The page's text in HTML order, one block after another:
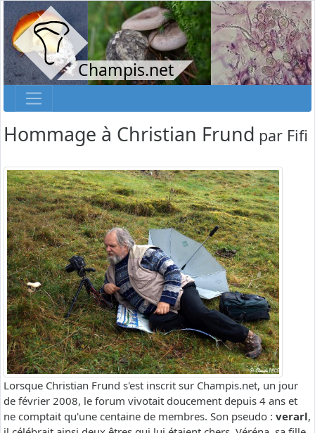
Champis.net
Hommage à Christian Frund par Fifi
Lorsque Christian Frund s'est inscrit sur Champis.net, un jour
de février 2008, le forum vivotait doucement depuis 4 ans et
ne comptait qu'une centaine de membres. Son pseudo : verarl,